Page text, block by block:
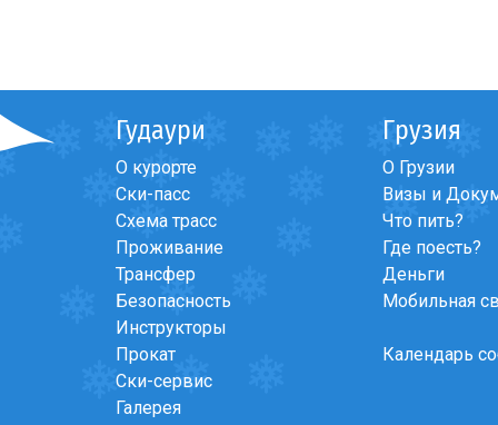
Гудаури
О курорте
Ски-пасс
Схема трасс
Проживание
Трансфер
Безопасность
Инструкторы
Прокат
Ски-сервис
Галерея
Грузия
О Грузии
Визы и
Что пить?
Где поесть?
Деньги
Мобильная
Календарь